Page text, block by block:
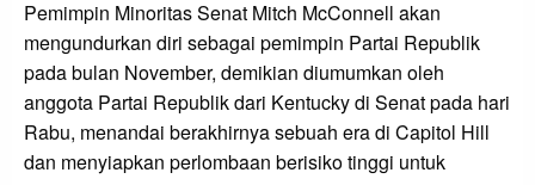
Pemimpin Minoritas Senat Mitch McConnell akan
mengundurkan diri sebagai pemimpin Partai Republik
pada bulan November, demikian diumumkan oleh
anggota Partai Republik dari Kentucky di Senat pada hari
Rabu, menandai berakhirnya sebuah era di Capitol Hill
dan menyiapkan perlombaan berisiko tinggi untuk